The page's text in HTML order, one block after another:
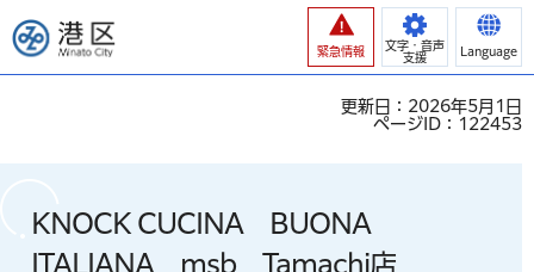
港区
緊急情報
文字・音声
支援
Language
更新日：2026年5月1日
ページID：122453
KNOCK CUCINA BUONA
ITALIANA msb Tamachi店